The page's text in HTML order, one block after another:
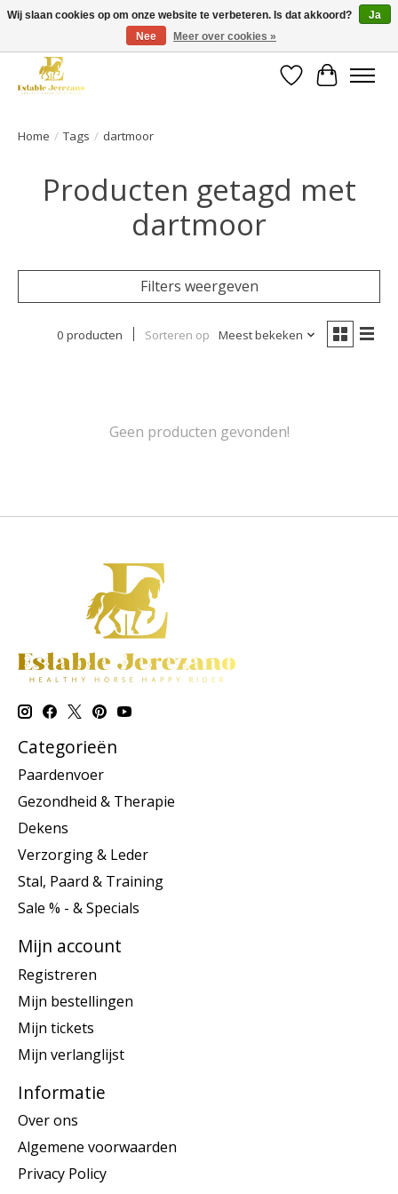
Gratis verzending vanaf €49 op een groot deel van ons assortiment
Verlanglijst
Home / Tags / dartmoor
Producten getagd met
dartmoor
Filters weergeven
0 producten Sorteren op Meest bekeken
Geen producten gevonden!
Categorieën
Paardenvoer
Gezondheid & Therapie
Dekens
Verzorging & Leder
Stal, Paard & Training
Sale % - & Specials
Mijn account
Registreren
Mijn bestellingen
Mijn tickets
Mijn verlanglijst
Informatie
Over ons
Algemene voorwaarden
Privacy Policy
Wij slaan cookies op om onze website te verbeteren. Is dat akkoord?
Ja
Nee
Meer over cookies »